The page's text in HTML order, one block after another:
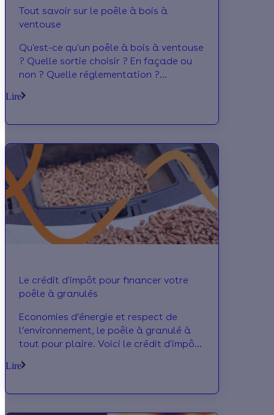
Tout savoir sur le poêle à bois à
ventouse
Qu'est-ce qu'un poêle à bois à ventouse
? Quelle sortie choisir ? En façade ou
non ? Quelle réglementation ?
tout !
Lire
Le crédit d'impôt pour financer votre
poêle à granulés
Economies d’énergie et respect de
l’environnement, le poêle à granulé à
tout pour plaire. Voici le crédit d'impôt
Lire